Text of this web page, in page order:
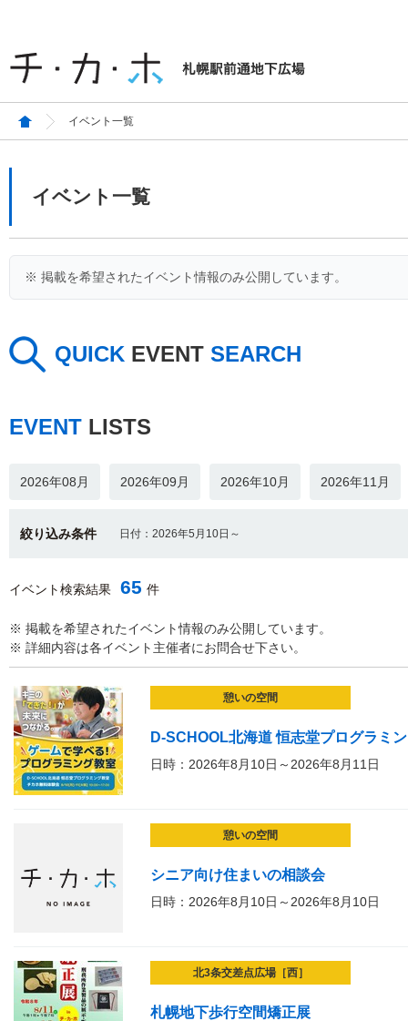
イベント一覧
イベント一覧
※ 掲載を希望されたイベント情報のみ公開しています。
QUICK EVENT SEARCH
EVENT LISTS
2026年08月 2026年09月 2026年10月 2026年11月
絞り込み条件 日付：2026年5月10日～
イベント検索結果 65 件
※ 掲載を希望されたイベント情報のみ公開しています。
※ 詳細内容は各イベント主催者にお問合せ下さい。
憩いの空間
D-SCHOOL北海道 恒志堂プログラミ
日時：2026年8月10日～2026年8月11日
憩いの空間
シニア向け住まいの相談会
日時：2026年8月10日～2026年8月10日
北3条交差点広場［西］
札幌地下歩行空間矯正展